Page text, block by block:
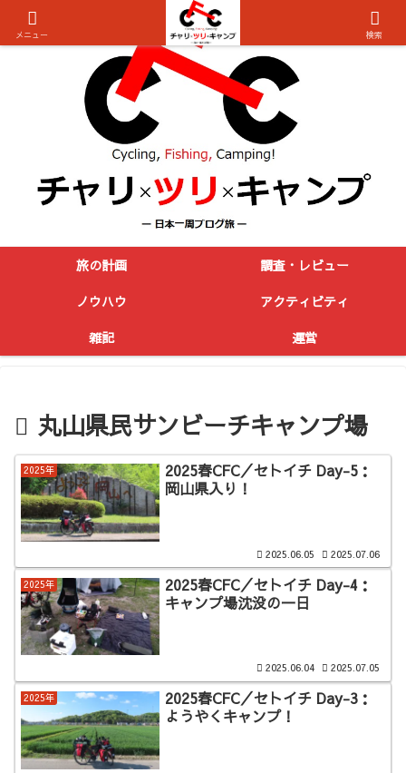
旅の計画
調査・レビュー
ノウハウ
アクティビティ
雑記
運営
丸山県民サンビーチキャンプ場
2025年
2025春CFC／セトイチ Day-5：
岡山県入り！
2025.06.05 2025.07.06
2025年
2025春CFC／セトイチ Day-4：
キャンプ場沈没の一日
2025.06.04 2025.07.05
2025年
2025春CFC／セトイチ Day-3：
ようやくキャンプ！
メニュー 検索